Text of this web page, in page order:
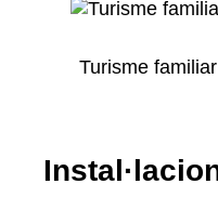
Turisme familiar